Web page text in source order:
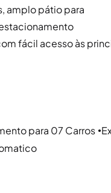
amplo pátio para
fácil acesso às
para 07 Carros ●